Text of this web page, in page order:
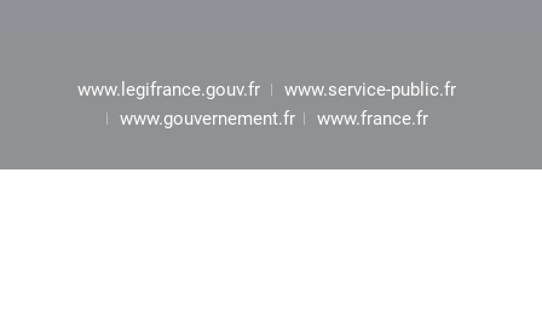
www.legifrance.gouv.fr
www.service-public.fr
www.gouvernement.fr
www.france.fr